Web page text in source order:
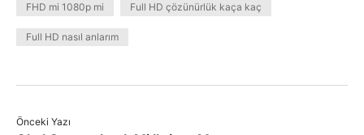
FHD mi 1080p mi Full HD çözünürlük kaça kaç
Full HD nasıl anlarım
Önceki Yazı